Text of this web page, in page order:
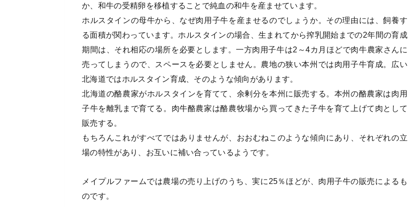
か、和牛の受精卵を移植することで純血の和牛を産ませています。
ホルスタインの母牛から、なぜ肉用子牛を産ませるのでしょうか。その理由には、飼養す
る面積が関わっています。ホルスタインの場合、生まれてから搾乳開始までの2年間の育成
期間は、それ相応の場所を必要とします。一方肉用子牛は2～4カ月ほどで肉牛農家さんに
売ってしまうので、スペースを必要としません。農地の狭い本州では肉用子牛育成。広い
北海道ではホルスタイン育成、そのような傾向があります。
北海道の酪農家がホルスタインを育てて、余剰分を本州に販売する。本州の酪農家は肉用
子牛を離乳まで育てる。肉牛酪農家は酪農牧場から買ってきた子牛を育て上げて肉として
販売する。
もちろんこれがすべてではありませんが、おおむねこのような傾向にあり、それぞれの立
場の特性があり、お互いに補い合っているようです。
メイプルファームでは農場の売り上げのうち、実に25％ほどが、肉用子牛の販売によるも
のです。